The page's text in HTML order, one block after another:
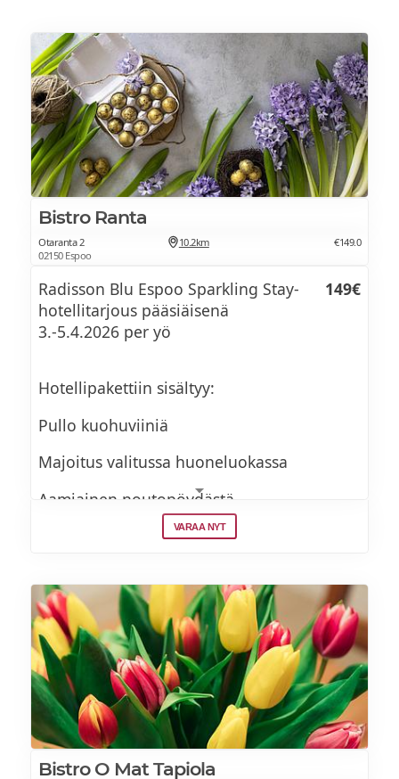
Bistro Ranta
Otaranta 2
02150 Espoo
10.2km €149.0
Radisson Blu Espoo Sparkling Stay-
hotellitarjous pääsiäisenä
3.-5.4.2026 per yö
149€
Hotellipakettiin sisältyy:
Pullo kuohuviiniä
Majoitus valitussa huoneluokassa
Aamiainen noutopöydästä
Hotellin saunan, uima-altaan ja kuntosalin
Myöhäinen uloskirjautuminen
VARAA NYT
Bistro O Mat Tapiola